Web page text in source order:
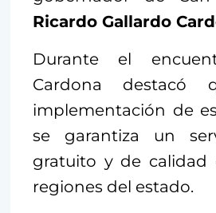
Ricardo Gallardo
Durante el
Cardona destacó
implementación de
se garantiza un
gratuito y de calidad
regiones del estado.